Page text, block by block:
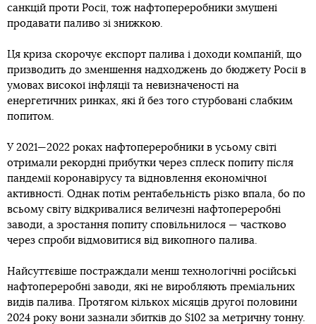
санкцій проти Росії, тож нафтопереробники змушені
продавати паливо зі знижкою.
Ця криза скорочує експорт палива і доходи компаній, що
призводить до зменшення надходжень до бюджету Росії в
умовах високої інфляції та невизначеності на
енергетичних ринках, які й без того стурбовані слабким
попитом.
У 2021—2022 роках нафтопереробники в усьому світі
отримали рекордні прибутки через сплеск попиту після
пандемії коронавірусу та відновлення економічної
активності. Однак потім рентабельність різко впала, бо по
всьому світу відкривалися величезні нафтопереробні
заводи, а зростання попиту сповільнилося — частково
через спроби відмовитися від викопного палива.
Найсуттєвіше постраждали менш технологічні російські
нафтопереробні заводи, які не виробляють преміальних
видів палива. Протягом кількох місяців другої половини
2024 року вони зазнали збитків до $102 за метричну тонну.